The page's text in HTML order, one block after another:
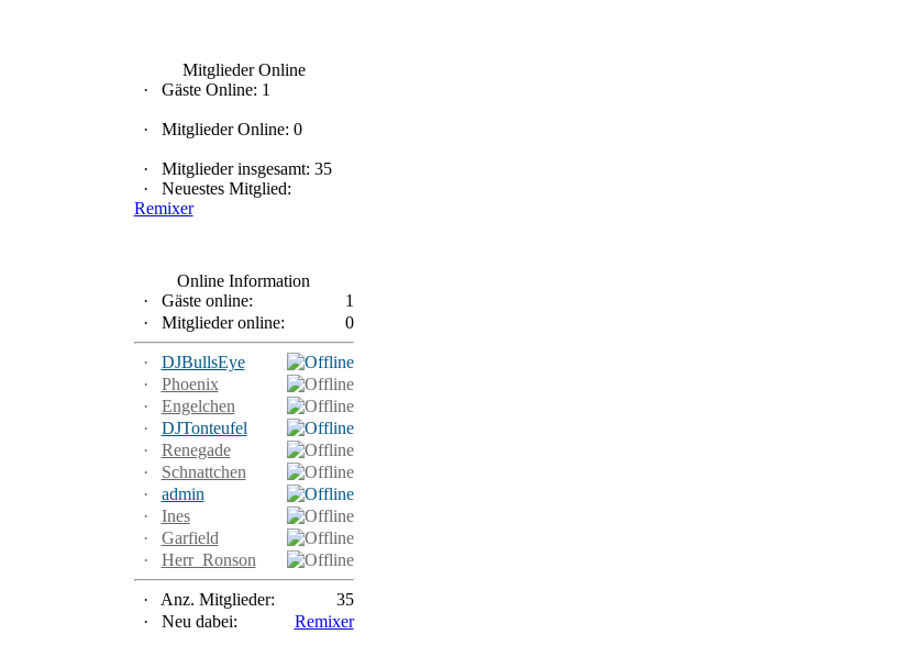
Mitglieder Online
·
Gäste Online: 1
· Mitglieder Online: 0
·
Mitglieder insgesamt: 35
·
Neuestes Mitglied:
Remixer
Online Information
·
Gäste online:
1
·
Mitglieder online: 0
·
DJBullsEye
·
Phoenix
·
Engelchen
·
DJTonteufel
·
Renegade
·
Schnattchen
·
admin
·
Ines
·
Garfield
·
Herr_Ronson
· Anz. Mitglieder:
35
·
Neu dabei: Remixer